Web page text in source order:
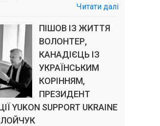
Читати далі
ПІШОВ ІЗ ЖИТТЯ
ВОЛОНТЕР,
КАНАДІЄЦЬ ІЗ
УКРАЇНСЬКИМ
КОРІННЯМ,
ПРЕЗИДЕНТ
YUKON SUPPORT UKRAINE